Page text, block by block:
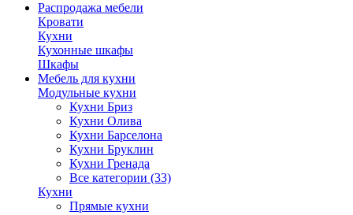
Распродажа мебели
Кровати
Кухни
Кухонные шкафы
Шкафы
Мебель для кухни
Модульные кухни
Кухни Бриз
Кухни Олива
Кухни Барселона
Кухни Бруклин
Кухни Гренада
Все категории (33)
Кухни
Прямые кухни